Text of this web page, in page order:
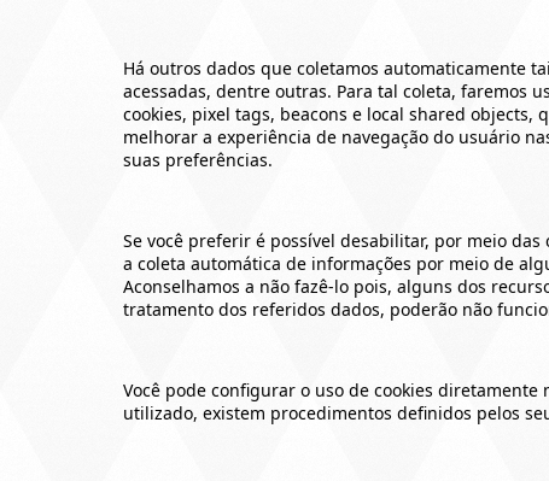
Há outros dados que coletamos automaticamente
acessadas, dentre outras. Para tal coleta, faremos
cookies, pixel tags, beacons e local shared objects,
melhorar a experiência de navegação do usuário
suas preferências.
Se você preferir é possível desabilitar, por meio
a coleta automática de informações por meio de
Aconselhamos a não fazê-lo pois, alguns dos
tratamento dos referidos dados, poderão não
Você pode configurar o uso de cookies diretamente
utilizado, existem procedimentos definidos pelos